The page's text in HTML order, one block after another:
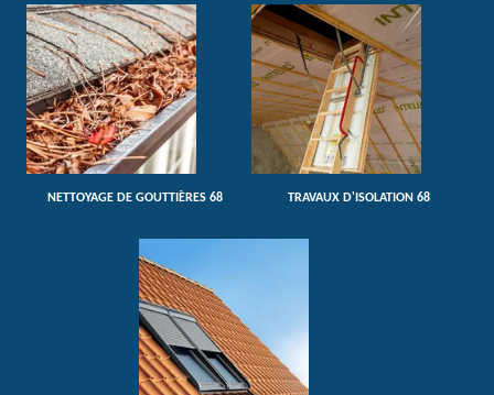
NETTOYAGE DE GOUTTIÈRES 68 TRAVAUX D'ISOLATION 68